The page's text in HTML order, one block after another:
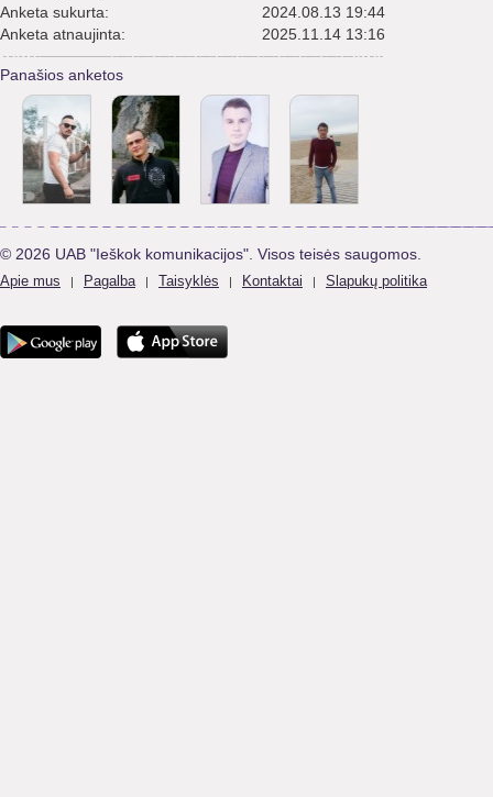
Anketa sukurta:
2024.08.13 19:44
Anketa atnaujinta:
2025.11.14 13:16
Panašios anketos
© 2026 UAB "Ieškok komunikacijos". Visos teisės saugomos.
Apie mus | Pagalba | Taisyklės | Kontaktai | Slapukų politika